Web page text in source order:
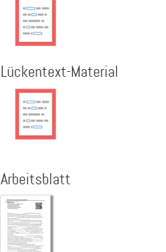
Lückentext-Material
Arbeitsblatt